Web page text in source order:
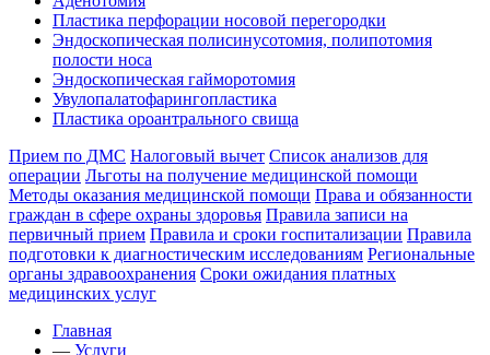
Пластика перфорации носовой перегородки
Эндоскопическая полисинусотомия, полипотомия
полости носа
Эндоскопическая гайморотомия
Увулопалатофарингопластика
Пластика ороантрального свища
Прием по ДМС Налоговый вычет Список анализов для
операции Льготы на получение медицинской помощи
Методы оказания медицинской помощи Права и обязанности
граждан в сфере охраны здоровья Правила записи на
первичный прием Правила и сроки госпитализации Правила
подготовки к диагностическим исследованиям Региональные
органы здравоохранения Сроки ожидания платных
медицинских услуг
Главная
— Услуги